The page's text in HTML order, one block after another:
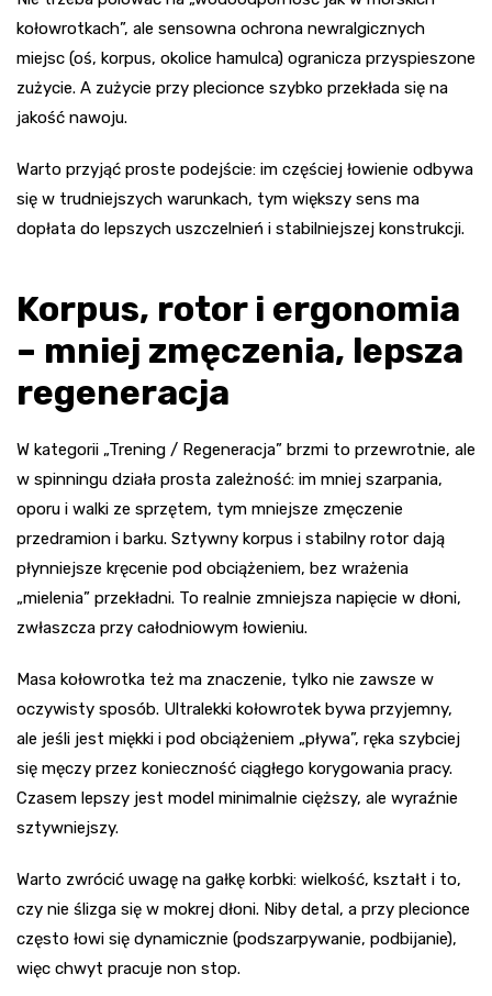
kołowrotkach”, ale sensowna ochrona newralgicznych
miejsc (oś, korpus, okolice hamulca) ogranicza przyspieszone
zużycie. A zużycie przy plecionce szybko przekłada się na
jakość nawoju.
Warto przyjąć proste podejście: im częściej łowienie odbywa
się w trudniejszych warunkach, tym większy sens ma
dopłata do lepszych uszczelnień i stabilniejszej konstrukcji.
Korpus, rotor i ergonomia
– mniej zmęczenia, lepsza
regeneracja
W kategorii „Trening / Regeneracja” brzmi to przewrotnie, ale
w spinningu działa prosta zależność: im mniej szarpania,
oporu i walki ze sprzętem, tym mniejsze zmęczenie
przedramion i barku. Sztywny korpus i stabilny rotor dają
płynniejsze kręcenie pod obciążeniem, bez wrażenia
„mielenia” przekładni. To realnie zmniejsza napięcie w dłoni,
zwłaszcza przy całodniowym łowieniu.
Masa kołowrotka też ma znaczenie, tylko nie zawsze w
oczywisty sposób. Ultralekki kołowrotek bywa przyjemny,
ale jeśli jest miękki i pod obciążeniem „pływa”, ręka szybciej
się męczy przez konieczność ciągłego korygowania pracy.
Czasem lepszy jest model minimalnie cięższy, ale wyraźnie
sztywniejszy.
Warto zwrócić uwagę na gałkę korbki: wielkość, kształt i to,
czy nie ślizga się w mokrej dłoni. Niby detal, a przy plecionce
często łowi się dynamicznie (podszarpywanie, podbijanie),
więc chwyt pracuje non stop.